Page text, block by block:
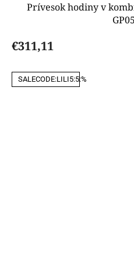
Prívesok hodiny v
€311,11
SALECODE:LILI5:5:%